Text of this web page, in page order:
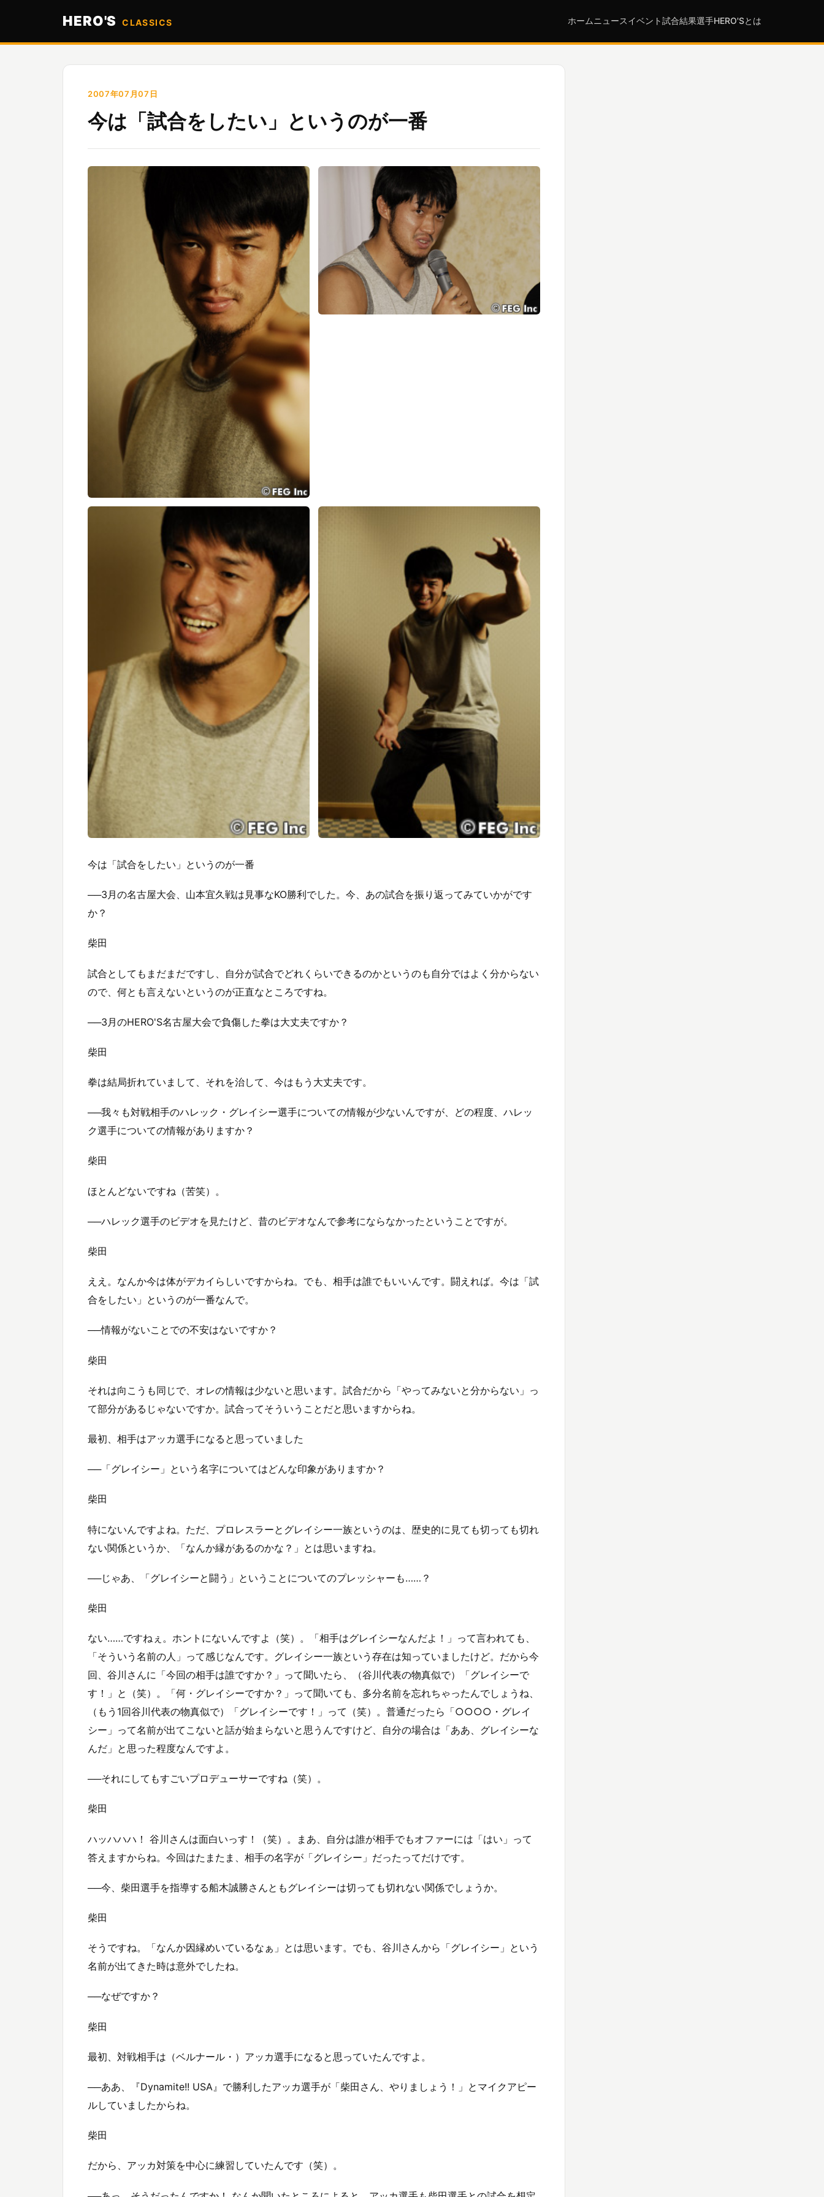
HERO'S CLASSICS ホーム ニュースイベント試合結果選手HERO'Sとは
2007年07月07日
今は「試合をしたい」というのが一番
今は「試合をしたい」というのが一番
──3月の名古屋大会、山本宜久戦は見事なKO勝利でした。今、あの試合を振り返ってみていかがです
か？
柴田
試合としてもまだまだですし、自分が試合でどれくらいできるのかというのも自分ではよく分からない
ので、何とも言えないというのが正直なところですね。
──3月のHERO'S名古屋大会で負傷した拳は大丈夫ですか？
柴田
拳は結局折れていまして、それを治して、今はもう大丈夫です。
──我々も対戦相手のハレック・グレイシー選手についての情報が少ないんですが、どの程度、ハレッ
ク選手についての情報がありますか？
柴田
ほとんどないですね（苦笑）。
──ハレック選手のビデオを見たけど、昔のビデオなんで参考にならなかったということですが。
柴田
ええ。なんか今は体がデカイらしいですからね。でも、相手は誰でもいいんです。闘えれば。今は「試
合をしたい」というのが一番なんで。
──情報がないことでの不安はないですか？
柴田
それは向こうも同じで、オレの情報は少ないと思います。試合だから「やってみないと分からない」っ
て部分があるじゃないですか。試合ってそういうことだと思いますからね。
最初、相手はアッカ選手になると思っていました
──「グレイシー」という名字についてはどんな印象がありますか？
柴田
特にないんですよね。ただ、プロレスラーとグレイシー一族というのは、歴史的に見ても切っても切れ
ない関係というか、「なんか縁があるのかな？」とは思いますね。
──じゃあ、「グレイシーと闘う」ということについてのプレッシャーも……？
柴田
ない……ですねぇ。ホントにないんですよ（笑）。「相手はグレイシーなんだよ！」って言われても、
「そういう名前の人」って感じなんです。グレイシー一族という存在は知っていましたけど。だから今
回、谷川さんに「今回の相手は誰ですか？」って聞いたら、（谷川代表の物真似で）「グレイシーで
す！」と（笑）。「何・グレイシーですか？」って聞いても、多分名前を忘れちゃったんでしょうね、
（もう1回谷川代表の物真似で）「グレイシーです！」って（笑）。普通だったら「○○○○・グレイ
シー」って名前が出てこないと話が始まらないと思うんですけど、自分の場合は「ああ、グレイシーな
んだ」と思った程度なんですよ。
──それにしてもすごいプロデューサーですね（笑）。
柴田
ハッハハハ！ 谷川さんは面白いっす！（笑）。まあ、自分は誰が相手でもオファーには「はい」って
答えますからね。今回はたまたま、相手の名字が「グレイシー」だったってだけです。
──今、柴田選手を指導する船木誠勝さんともグレイシーは切っても切れない関係でしょうか。
柴田
そうですね。「なんか因縁めいているなぁ」とは思います。でも、谷川さんから「グレイシー」という
名前が出てきた時は意外でしたね。
──なぜですか？
柴田
最初、対戦相手は（ベルナール・）アッカ選手になると思っていたんですよ。
──ああ、『Dynamite!! USA』で勝利したアッカ選手が「柴田さん、やりましょう！」とマイクアピー
ルしていましたからね。
柴田
だから、アッカ対策を中心に練習していたんです（笑）。